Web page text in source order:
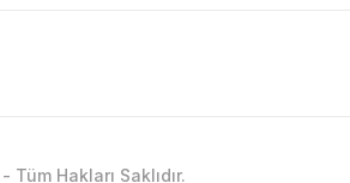
Hakları Saklıdır.